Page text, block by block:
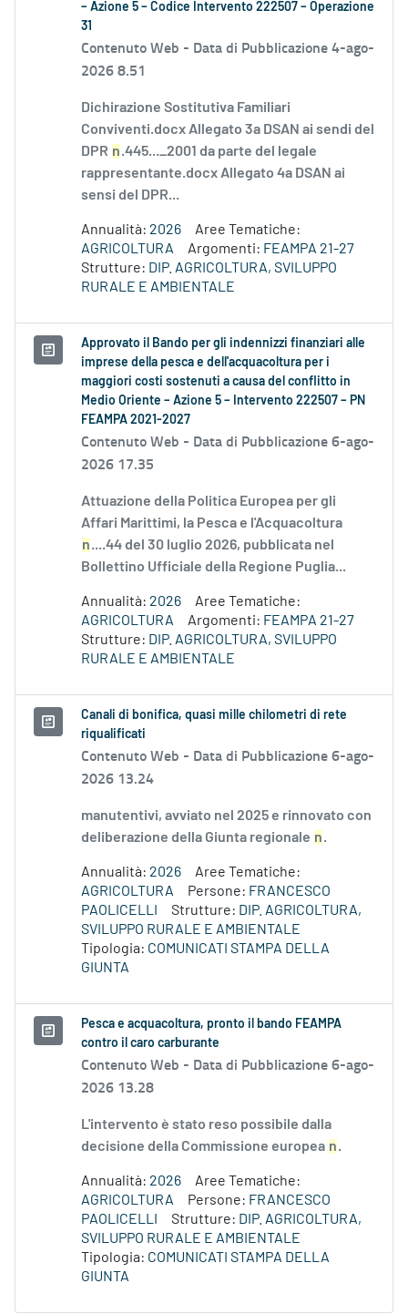
– Azione 5 – Codice Intervento 222507 – Operazione
31
Contenuto Web - Data di Pubblicazione 4-ago-
2026 8.51
Dichirazione Sostitutiva Familiari
Conviventi.docx Allegato 3a DSAN ai sendi del
DPR n.445..._2001 da parte del legale
rappresentante.docx Allegato 4a DSAN ai
sensi del DPR...
Annualità: 2026
Aree Tematiche:
AGRICOLTURA
Argomenti: FEAMPA 21-27
Strutture: DIP. AGRICOLTURA, SVILUPPO
RURALE E AMBIENTALE
Approvato il Bando per gli indennizzi finanziari alle
imprese della pesca e dell'acquacoltura per i
maggiori costi sostenuti a causa del conflitto in
Medio Oriente – Azione 5 – Intervento 222507 – PN
FEAMPA 2021-2027
Contenuto Web - Data di Pubblicazione 6-ago-
2026 17.35
Attuazione della Politica Europea per gli
Affari Marittimi, la Pesca e l'Acquacoltura
n....44 del 30 luglio 2026, pubblicata nel
Bollettino Ufficiale della Regione Puglia...
Annualità: 2026
Aree Tematiche:
AGRICOLTURA
Argomenti: FEAMPA 21-27
Strutture: DIP. AGRICOLTURA, SVILUPPO
RURALE E AMBIENTALE
Canali di bonifica, quasi mille chilometri di rete
riqualificati
Contenuto Web - Data di Pubblicazione 6-ago-
2026 13.24
manutentivi, avviato nel 2025 e rinnovato con
deliberazione della Giunta regionale n.
Annualità: 2026
Aree Tematiche:
AGRICOLTURA
Persone: FRANCESCO
PAOLICELLI
Strutture: DIP. AGRICOLTURA,
SVILUPPO RURALE E AMBIENTALE
Tipologia: COMUNICATI STAMPA DELLA
GIUNTA
Pesca e acquacoltura, pronto il bando FEAMPA
contro il caro carburante
Contenuto Web - Data di Pubblicazione 6-ago-
2026 13.28
L'intervento è stato reso possibile dalla
decisione della Commissione europea n.
Annualità: 2026
Aree Tematiche:
AGRICOLTURA
Persone: FRANCESCO
PAOLICELLI
Strutture: DIP. AGRICOLTURA,
SVILUPPO RURALE E AMBIENTALE
Tipologia: COMUNICATI STAMPA DELLA
GIUNTA